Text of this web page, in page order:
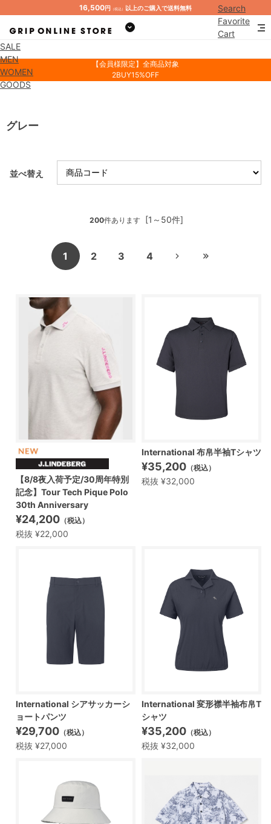
16,500円 （税込） 以上のご購入で送料無料
Search
Favorite
Cart
SALE
MEN
WOMEN
GOODS
【会員様限定】全商品対象
2BUY15%OFF
グレー
並べ替え
[1～50件]
200件あります
1 2 3 4
【8/8夜入荷予定/30周年特別
記念】Tour Tech Pique Polo
30th Anniversary
¥24,200 （税込）
税抜 ¥22,000
International 布帛半袖Tシャツ
¥35,200 （税込）
税抜 ¥32,000
International シアサッカーシ
ョートパンツ
¥29,700 （税込）
税抜 ¥27,000
International 変形襟半袖布帛T
シャツ
¥35,200 （税込）
税抜 ¥32,000